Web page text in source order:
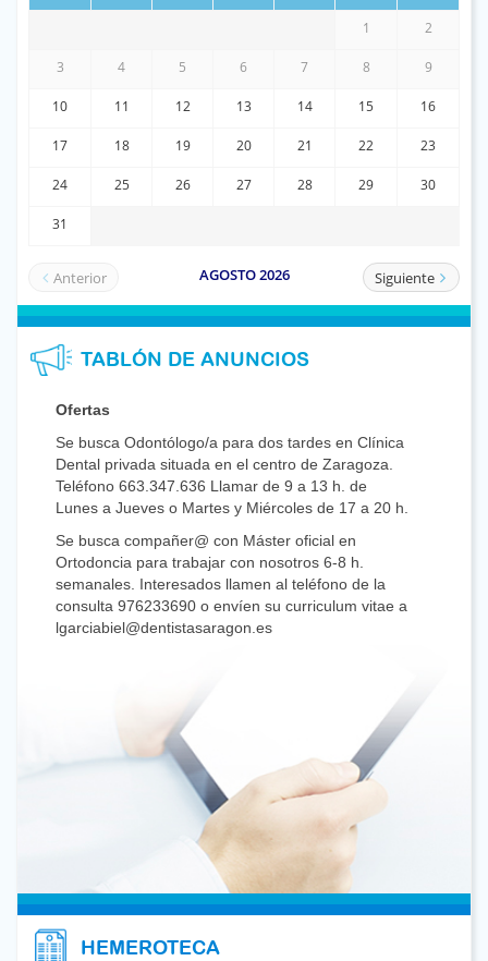
TABLÓN DE ANUNCIOS
Ofertas
Se busca Odontólogo/a para dos tardes en Clínica
Dental privada situada en el centro de Zaragoza.
Teléfono 663.347.636 Llamar de 9 a 13 h. de
Lunes a Jueves o Martes y Miércoles de 17 a 20 h.
Se busca compañer@ con Máster oficial en
Ortodoncia para trabajar con nosotros 6-8 h.
semanales. Interesados llamen al teléfono de la
consulta 976233690 o envíen su curriculum vitae a
lgarciabiel@dentistasaragon.es
Prostodoncia, para colaborar en Clínica privada en
Zaragoza centro. Interesados mandar C.V. a
nlafuenteasensio@dentistasaragon.es
Estamos seleccionando Odontólogos con
dedicación preferente o exclusiva a Ortodoncia y
Endodoncia para trabajar en Irlanda: Galway,
Carlow y Limerick, en centros privados. Las
incorporaciones tendrían lugar entre Junio y
Octubre de este año. Los puestos son a tiempo
javiermadrid@pharmarecs.com
HEMEROTECA